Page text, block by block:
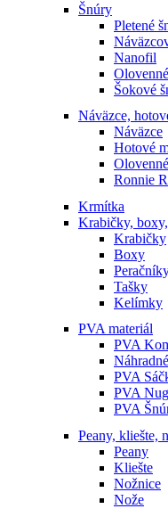
Šnúry
Pletené
Nanofil
Šokové
Náväzce,
Náväzce
Hotové
Ronnie
Krmítka
Krabičky,
Krabičky
Boxy
Tašky
Kelímky
PVA materiál
PVA
PVA
PVA
PVA
Peany, kliešte,
Peany
Kliešte
Nožnice
Nože